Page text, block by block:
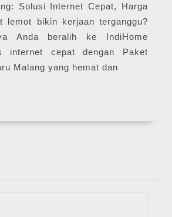
WiFi
IndiHome
Terbaru
2025
Solusi Internet Cepat, Harga
lemot bikin kerjaan terganggu?
Anda beralih ke IndiHome
internet cepat dengan Paket
Malang yang hemat dan